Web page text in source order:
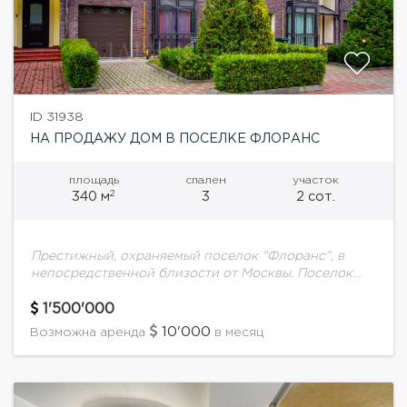
ID 31938
НА ПРОДАЖУ ДОМ В ПОСЕЛКЕ ФЛОРАНС
площадь
340 м2
спален
3
участок
2 сот.
Престижный, охраняемый поселок "Флоранс", в
непосредственной близости от Москвы. Поселок
первых поселков по пути следования на Рублево-
1'500'000
Возможна аренда 10'000 в месяц